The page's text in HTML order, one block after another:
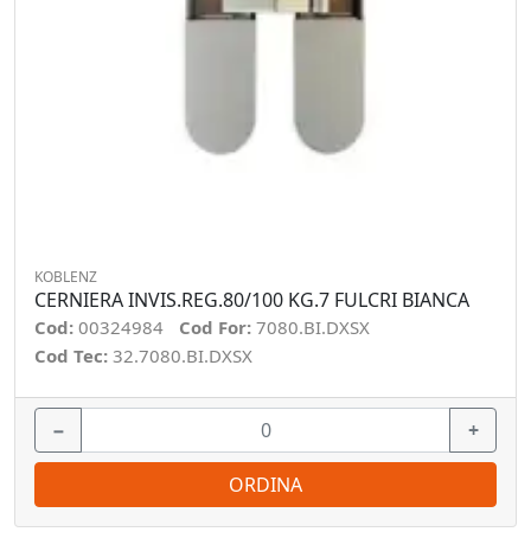
KOBLENZ
CERNIERA INVIS.REG.80/100 KG.7 FULCRI BIANCA
Cod: 00324984 Cod For: 7080.BI.DXSX
Cod Tec: 32.7080.BI.DXSX
− +
ORDINA